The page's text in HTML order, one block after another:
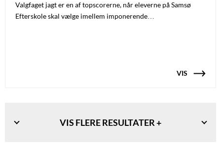
Valgfaget jagt er en af topscorerne, når eleverne på Samsø
Efterskole skal vælge imellem imponerende…
VIS
VIS FLERE RESULTATER +